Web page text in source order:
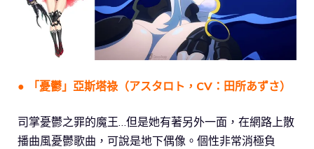
● 「憂鬱」亞斯塔祿（アスタロト，CV：田所あずさ）
司掌憂鬱之罪的魔王…但是她有著另外一面，在網路上散
播曲風憂鬱歌曲，可說是地下偶像。個性非常消極負